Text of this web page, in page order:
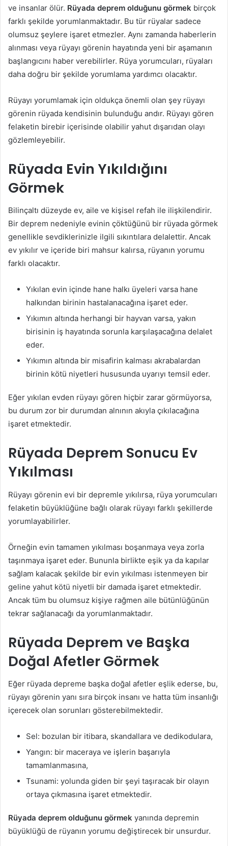
ve insanlar ölür. Rüyada deprem olduğunu görmek birçok
farklı şekilde yorumlanmaktadır. Bu tür rüyalar sadece
olumsuz şeylere işaret etmezler. Aynı zamanda haberlerin
alınması veya rüyayı görenin hayatında yeni bir aşamanın
başlangıcını haber verebilirler. Rüya yorumcuları, rüyaları
daha doğru bir şekilde yorumlama yardımcı olacaktır.
Rüyayı yorumlamak için oldukça önemli olan şey rüyayı
görenin rüyada kendisinin bulunduğu andır. Rüyayı gören
felaketin birebir içerisinde olabilir yahut dışarıdan olayı
gözlemleyebilir.
Rüyada Evin Yıkıldığını
Görmek
Bilinçaltı düzeyde ev, aile ve kişisel refah ile ilişkilendirir.
Bir deprem nedeniyle evinin çöktüğünü bir rüyada görmek
genellikle sevdiklerinizle ilgili sıkıntılara delalettir. Ancak
ev yıkılır ve içeride biri mahsur kalırsa, rüyanın yorumu
farklı olacaktır.
Yıkılan evin içinde hane halkı üyeleri varsa hane
halkından birinin hastalanacağına işaret eder.
Yıkımın altında herhangi bir hayvan varsa, yakın
birisinin iş hayatında sorunla karşılaşacağına delalet
eder.
Yıkımın altında bir misafirin kalması akrabalardan
birinin kötü niyetleri hususunda uyarıyı temsil eder.
Eğer yıkılan evden rüyayı gören hiçbir zarar görmüyorsa,
bu durum zor bir durumdan alnının akıyla çıkılacağına
işaret etmektedir.
Rüyada Deprem Sonucu Ev
Yıkılması
Rüyayı görenin evi bir depremle yıkılırsa, rüya yorumcuları
felaketin büyüklüğüne bağlı olarak rüyayı farklı şekillerde
yorumlayabilirler.
Örneğin evin tamamen yıkılması boşanmaya veya zorla
taşınmaya işaret eder. Bununla birlikte eşik ya da kapılar
sağlam kalacak şekilde bir evin yıkılması istenmeyen bir
geline yahut kötü niyetli bir damada işaret etmektedir.
Ancak tüm bu olumsuz kişiye rağmen aile bütünlüğünün
tekrar sağlanacağı da yorumlanmaktadır.
Rüyada Deprem ve Başka
Doğal Afetler Görmek
Eğer rüyada depreme başka doğal afetler eşlik ederse, bu,
rüyayı görenin yanı sıra birçok insanı ve hatta tüm insanlığı
içerecek olan sorunları gösterebilmektedir.
Sel: bozulan bir itibara, skandallara ve dedikodulara,
Yangın: bir maceraya ve işlerin başarıyla
tamamlanmasına,
Tsunami: yolunda giden bir şeyi taşıracak bir olayın
ortaya çıkmasına işaret etmektedir.
Rüyada deprem olduğunu görmek yanında depremin
büyüklüğü de rüyanın yorumu değiştirecek bir unsurdur.